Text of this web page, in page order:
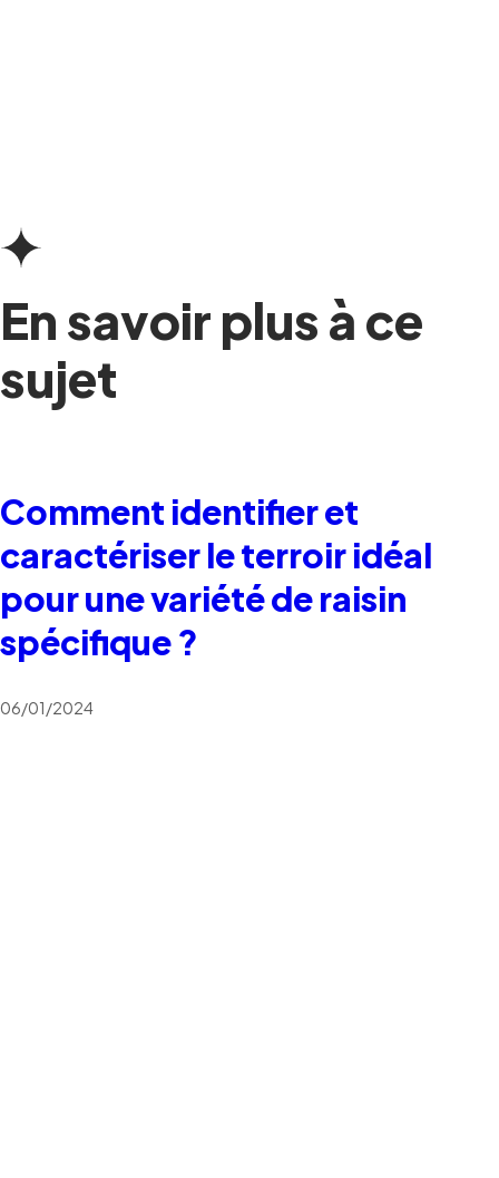
En savoir plus à ce
sujet
Comment identifier et
caractériser le terroir idéal
pour une variété de raisin
spécifique ?
06/01/2024